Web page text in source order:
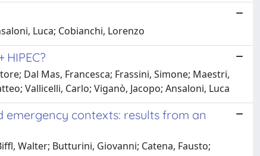
Luca; Cobianchi, Lorenzo
Dal Mas, Francesca; Frassini, Simone; Maestri,
Vallicelli, Carlo; Viganò, Jacopo; Ansaloni, Luca
contexts: results from an
Walter; Butturini, Giovanni; Catena, Fausto;